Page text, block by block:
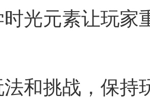
光元素让玩家
和挑战，保持